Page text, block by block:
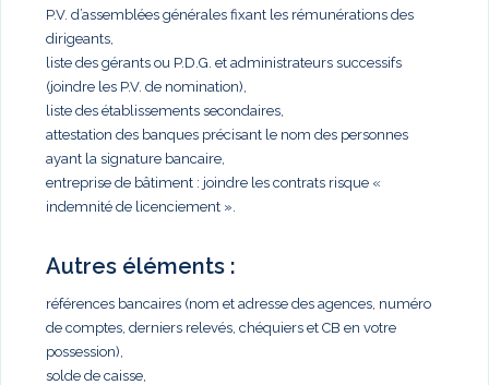
P.V. d’assemblées générales fixant les rémunérations des
dirigeants,
liste des gérants ou P.D.G. et administrateurs successifs
(joindre les P.V. de nomination),
liste des établissements secondaires,
attestation des banques précisant le nom des personnes
ayant la signature bancaire,
entreprise de bâtiment : joindre les contrats risque «
indemnité de licenciement ».
Autres éléments :
références bancaires (nom et adresse des agences, numéro
de comptes, derniers relevés, chéquiers et CB en votre
possession),
solde de caisse,